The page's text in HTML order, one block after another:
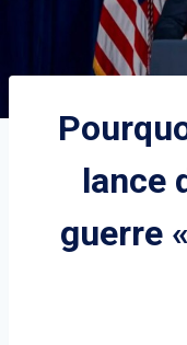
lance
guerre